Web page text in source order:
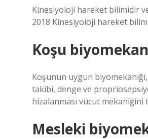
Kinesiyoloji hareket bilimidir
2018 Kinesiyoloji hareket
Koşu
Koşunun uygun
takibi, denge ve
hizalanması vücut
Mesleki